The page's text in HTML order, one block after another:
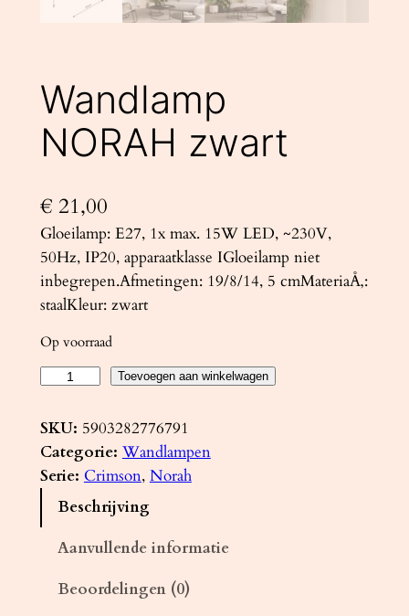
Wandlamp
NORAH zwart
€ 21,00
Gloeilamp: E27, 1x max. 15W LED, ~230V,
50Hz, IP20, apparaatklasse IGloeilamp niet
inbegrepen.Afmetingen: 19/8/14, 5 cmMateriaÅ‚:
staalKleur: zwart
Op voorraad
n
d
l
Toevoegen aan winkelwagen
SKU: 5903282776791
Categorie: Wandlampen
Serie: Crimson, Norah
Beschrijving
Aanvullende informatie
Beoordelingen (0)